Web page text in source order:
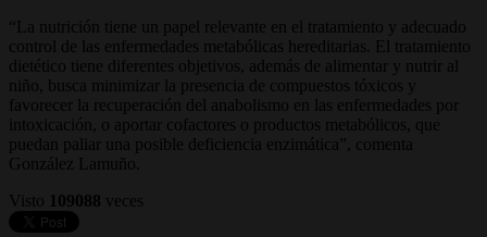
“La nutrición tiene un papel relevante en el tratamiento y adecuado
control de las enfermedades metabólicas hereditarias. El tratamiento
dietético tiene diferentes objetivos, además de alimentar y nutrir al
niño, busca minimizar la presencia de compuestos tóxicos y
favorecer la recuperación del anabolismo en las enfermedades por
intoxicación, o aportar cofactores o productos metabólicos, que
puedan paliar una posible deficiencia enzimática”, comenta
González Lamuño.
Visto 109088 veces